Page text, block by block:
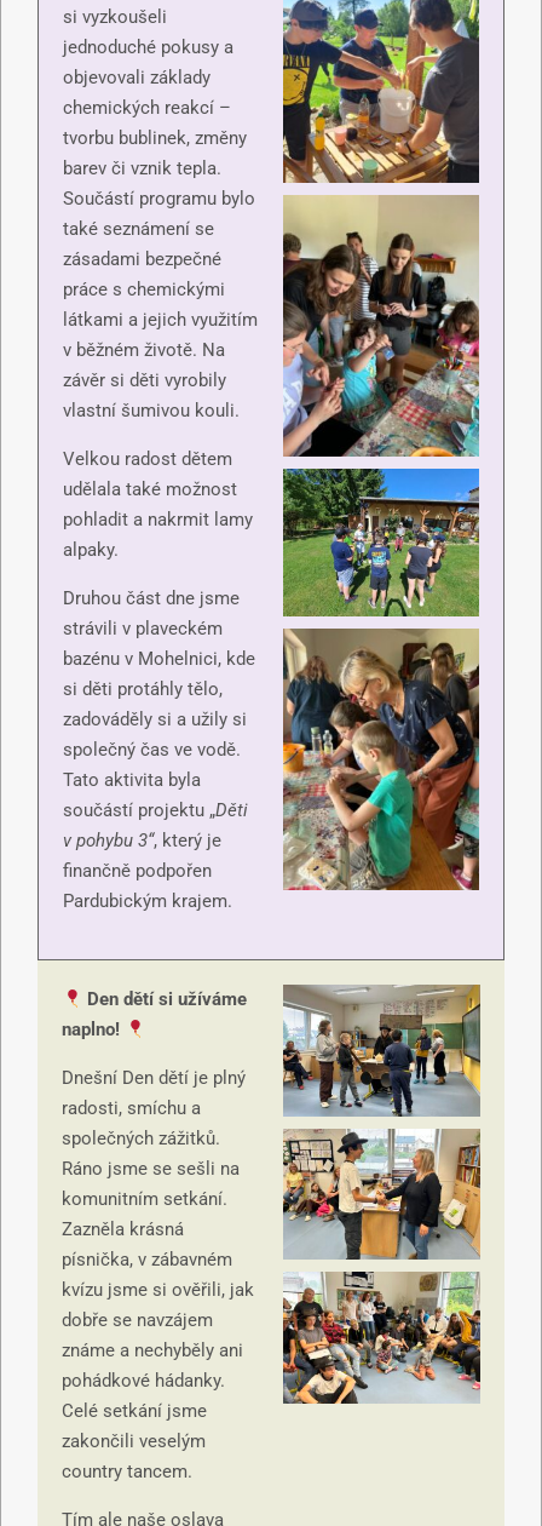
si vyzkoušeli
jednoduché pokusy a
objevovali základy
chemických reakcí –
tvorbu bublinek, změny
barev či vznik tepla.
Součástí programu bylo
také seznámení se
zásadami bezpečné
práce s chemickými
látkami a jejich využitím
v běžném životě. Na
závěr si děti vyrobily
vlastní šumivou kouli.
Velkou radost dětem
udělala také možnost
pohladit a nakrmit lamy
alpaky.
Druhou část dne jsme
strávili v plaveckém
bazénu v Mohelnici, kde
si děti protáhly tělo,
zadováděly si a užily si
společný čas ve vodě.
Tato aktivita byla
součástí projektu „Děti
v pohybu 3“, který je
finančně podpořen
Pardubickým krajem.
Den dětí si užíváme
naplno!
Dnešní Den dětí je plný
radosti, smíchu a
společných zážitků.
Ráno jsme se sešli na
komunitním setkání.
Zazněla krásná
písnička, v zábavném
kvízu jsme si ověřili, jak
dobře se navzájem
známe a nechyběly ani
pohádkové hádanky.
Celé setkání jsme
zakončili veselým
country tancem.
Tím ale naše oslava